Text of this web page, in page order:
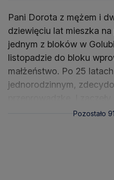
Pani Dorota z mężem i
dziewięciu lat mieszka
jednym z bloków w
listopadzie do bloku
małżeństwo. Po 25
jednorodzinnym,
Pozostało